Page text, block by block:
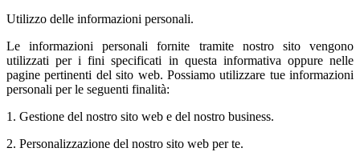
Utilizzo delle informazioni personali.
Le informazioni personali fornite tramite nostro sito vengono
utilizzati per i fini specificati in questa informativa oppure nelle
pagine pertinenti del sito web. Possiamo utilizzare tue informazioni
personali per le seguenti finalità:
1. Gestione del nostro sito web e del nostro business.
2. Personalizzazione del nostro sito web per te.